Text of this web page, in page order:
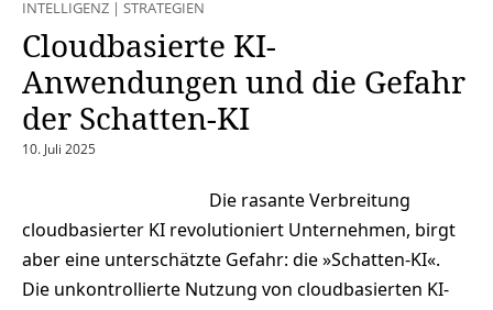
INTELLIGENZ | STRATEGIEN
Cloudbasierte KI-
Anwendungen und die Gefahr
der Schatten-KI
10. Juli 2025
Die rasante Verbreitung
cloudbasierter KI revolutioniert Unternehmen, birgt
aber eine unterschätzte Gefahr: die »Schatten-KI«.
Die unkontrollierte Nutzung von cloudbasierten KI-